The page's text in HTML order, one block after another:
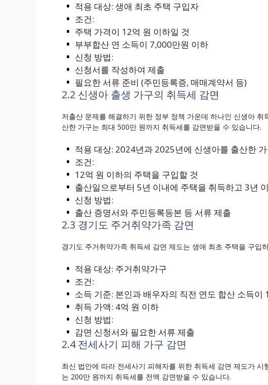
적용 대상: 생애 최초 주택 구입자
조건:
주택 가격이 12억 원 이하일 것
부부합산 연 소득이 7,000만원 이하
신청 방법:
신청서를 작성하여 제출
필요한 서류 준비 (주민등록증, 매매계약서 등)
2.2 신생아 출생 가구의 취득세 감면
저출산 문제를 해결하기 위한 정부 정책 가운데 하나인 신생아
산한 가구는 최대 500만 원까지 취득세를 감면받을 수 있습니다.
적용 대상: 2024년과 2025년에 신생아를 출산한
조건:
12억 원 이하의 주택을 구입할 것
출산일으로부터 5년 이내에 주택을 취득하고 3년
신청 방법:
출산 증명서와 주민등록등본 등 서류 제출
2.3 경기도 주거취약가족 감면
경기도 주거취약가족 취득세 감면 제도는 생애 최초 주택을 구입
적용 대상: 주거취약가구
조건:
소득 기준: 본인과 배우자의 직전 연도 합산 소득이
취득 가액: 4억 원 이하
신청 방법:
감면 신청서와 필요한 서류 제출
2.4 전세사기 피해 가구 감면
최신 법안에 따라 전세사기 피해자를 위한 취득세 감면 제도가
는 200만 원까지 취득세를 전액 감면받을 수 있습니다.